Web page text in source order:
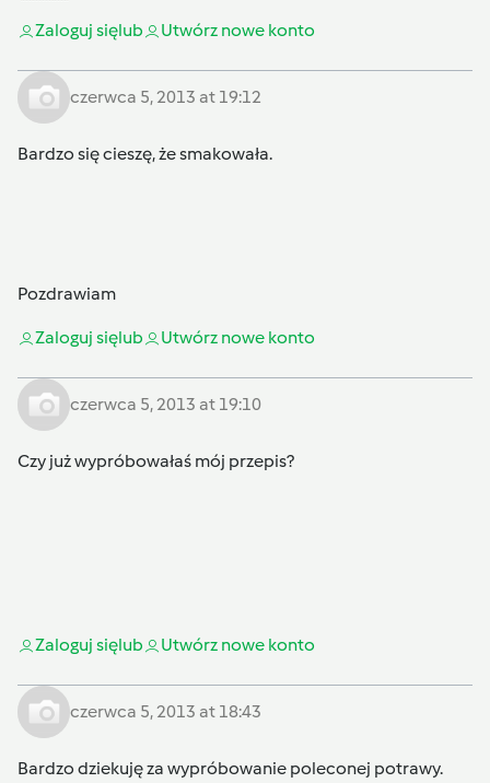
Zaloguj sięlub Utwórz nowe konto
czerwca 5, 2013 at 19:12
Bardzo się cieszę, że smakowała.
Pozdrawiam
Zaloguj sięlub Utwórz nowe konto
czerwca 5, 2013 at 19:10
Czy już wypróbowałaś mój przepis?
Zaloguj sięlub Utwórz nowe konto
czerwca 5, 2013 at 18:43
Bardzo dziekuję za wypróbowanie poleconej potrawy.